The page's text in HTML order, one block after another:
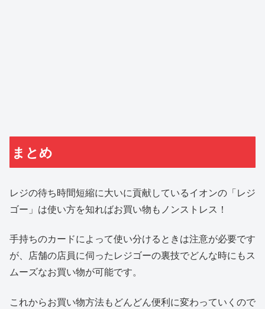
まとめ
レジの待ち時間短縮に大いに貢献しているイオンの「レジ
ゴー」は使い方を知ればお買い物もノンストレス！
手持ちのカードによって使い分けるときは注意が必要です
が、店舗の店員に伺ったレジゴーの裏技でどんな時にもス
ムーズなお買い物が可能です。
これからお買い物方法もどんどん便利に変わっていくので